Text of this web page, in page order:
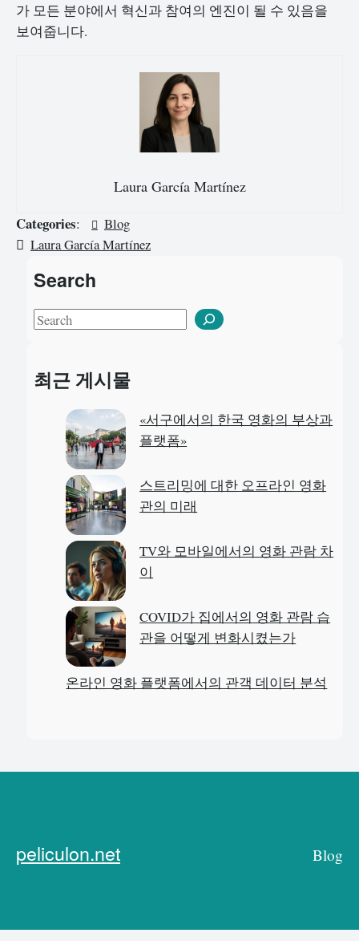
가 모든 분야에서 혁신과 참여의 엔진이 될 수 있음을
보여줍니다.
Laura García Martínez
Categories:
Blog
Laura García Martínez
Search
S
r
최근 게시물
«서구에서의 한국 영화의 부상과
플랫폼»
스트리밍에 대한 오프라인 영화
관의 미래
TV와 모바일에서의 영화 관람 차
이
COVID가 집에서의 영화 관람 습
관을 어떻게 변화시켰는가
온라인 영화 플랫폼에서의 관객 데이터 분석
peliculon.net Blog